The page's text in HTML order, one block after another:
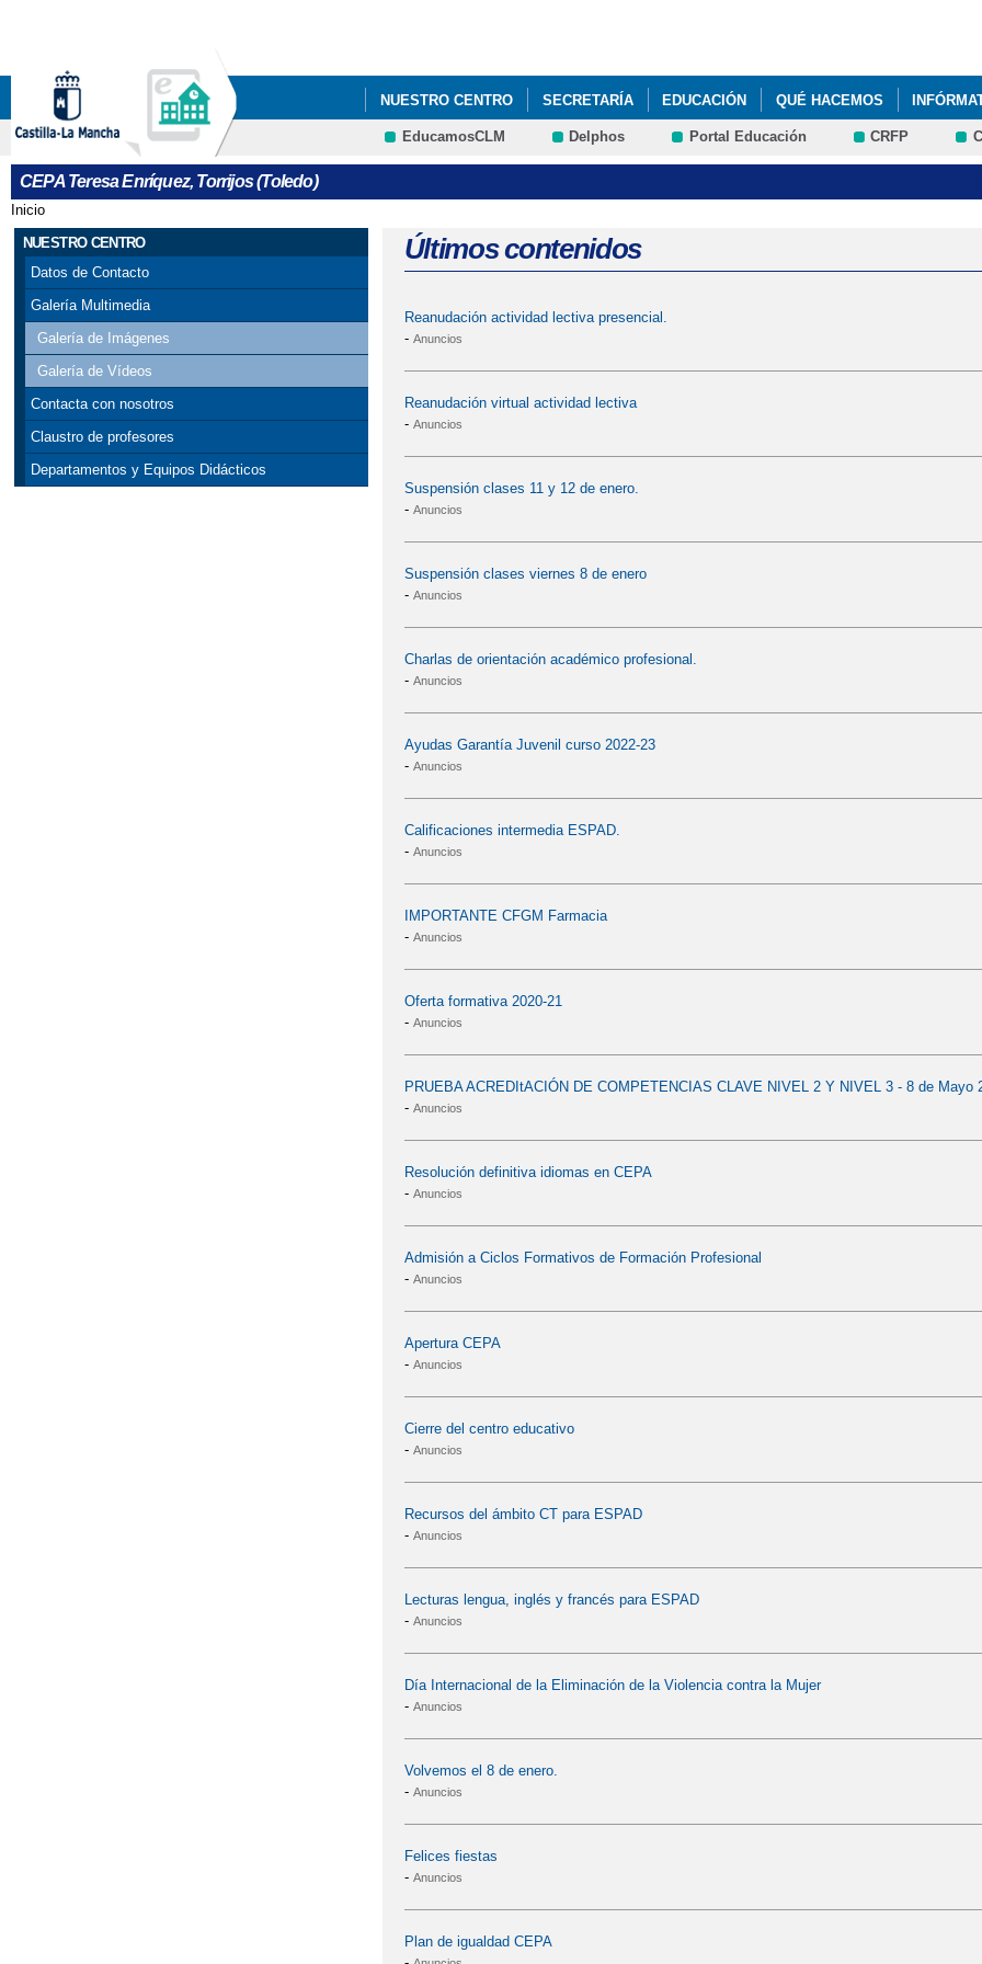
NUESTRO CENTRO SECRETARÍA EDUCACIÓN QUÉ HACEMOS
EducamosCLM Delphos Portal Educación CRFP
CEPA Teresa Enríquez, Torrijos (Toledo)
Se encuentra usted aquí
Inicio
NUESTRO CENTRO
Datos de Contacto
Galería Multimedia
Galería de Imágenes
Galería de Vídeos
Contacta con nosotros
Claustro de profesores
Departamentos y Equipos Didácticos
Últimos contenidos
Reanudación actividad lectiva presencial.
- Anuncios
Reanudación virtual actividad lectiva
- Anuncios
Suspensión clases 11 y 12 de enero.
- Anuncios
Suspensión clases viernes 8 de enero
- Anuncios
Charlas de orientación académico profesional.
- Anuncios
Ayudas Garantía Juvenil curso 2022-23
- Anuncios
Calificaciones intermedia ESPAD.
- Anuncios
IMPORTANTE CFGM Farmacia
- Anuncios
Oferta formativa 2020-21
- Anuncios
PRUEBA ACREDItACIÓN DE COMPETENCIAS CLAVE NIVEL 2 Y NIVEL 3 - 8 de Mayo
- Anuncios
Resolución definitiva idiomas en CEPA
- Anuncios
Admisión a Ciclos Formativos de Formación Profesional
- Anuncios
Apertura CEPA
- Anuncios
Cierre del centro educativo
- Anuncios
Recursos del ámbito CT para ESPAD
- Anuncios
Lecturas lengua, inglés y francés para ESPAD
- Anuncios
Día Internacional de la Eliminación de la Violencia contra la Mujer
- Anuncios
Volvemos el 8 de enero.
- Anuncios
Felices fiestas
- Anuncios
Plan de igualdad CEPA